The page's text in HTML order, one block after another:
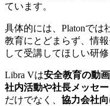
ています。
具体的には、Platonでは
教育にとどまらず、情
して受講してほしい研
Libra Vは安全教育の動
社内活動や社長メッセ
だけでなく、 協力会社